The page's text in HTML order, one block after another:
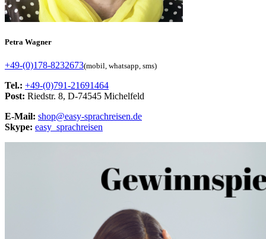
Petra Wagner
+49-(0)178-8232673(mobil, whatsapp, sms)
Tel.: +49-(0)791-21691464
Post: Riedstr. 8, D-74545 Michelfeld
E-Mail: shop@easy-sprachreisen.de
Skype: easy_sprachreisen